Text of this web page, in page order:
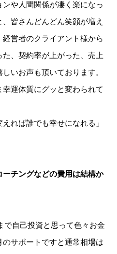
や人間関係が凄く楽になっ
皆さんどんどん笑顔が増え
営者のクライアント様から
、契約率が上がった、売上
いお声も頂いております。
運体質にグッと変わられて
れば誰でも幸せになれる」
チングなどの費用は結構か
自己投資と思って色々お金
サポートですと通常相場は